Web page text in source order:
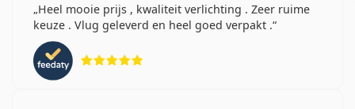
Heel mooie prijs , kwaliteit verlichting . Zeer ruime
keuze . Vlug geleverd en heel goed verpakt .